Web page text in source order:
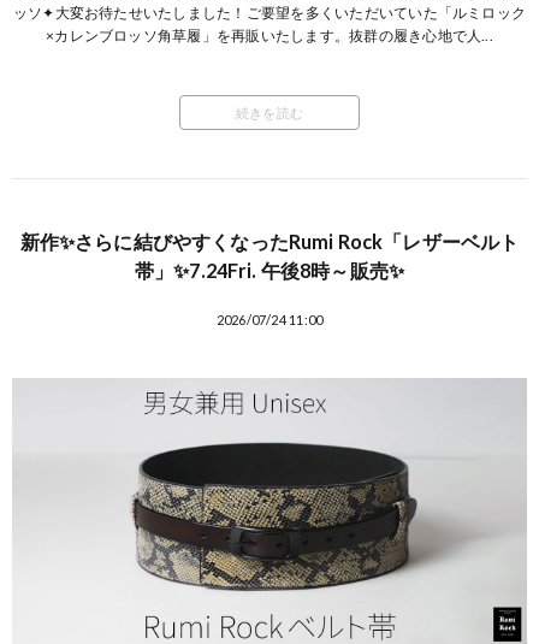
ッソ✦大変お待たせいたしました！ご要望を多くいただいていた「ルミロック
×カレンブロッソ角草履」を再販いたします。抜群の履き心地で人...
続きを読む
新作✨さらに結びやすくなったRumi Rock「レザーベルト
帯」✨7.24Fri. 午後8時～販売✨
2026/07/24 11:00